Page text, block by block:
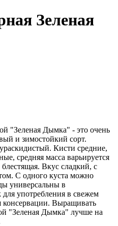
Зеленая
"Зеленая Дымка" - это очень
и зимостойкий сорт.
Кисти средние,
средняя масса варьируется
Вкус сладкий, с
С одного куста можно
универсальны в
употребления в свежем
консервации. Выращивать
"Зеленая Дымка" лучше на